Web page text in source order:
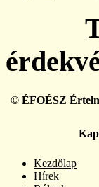
© ÉFOÉSZ
Kezdőlap
Hírek